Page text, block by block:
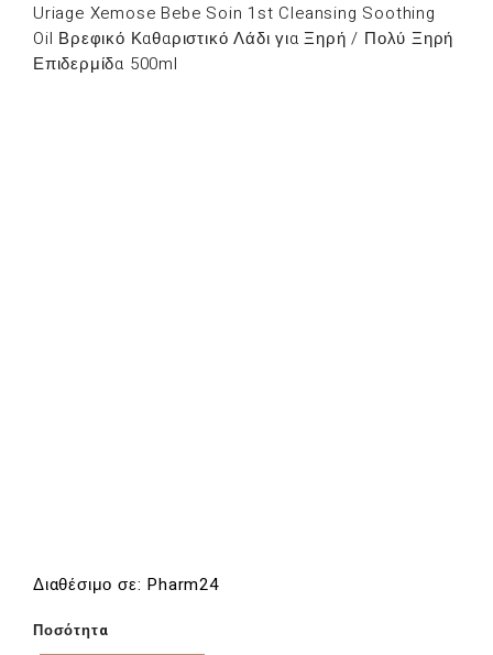
Uriage Xemose Bebe Soin 1st Cleansing Soothing
Oil Βρεφικό Καθαριστικό Λάδι για Ξηρή / Πολύ Ξηρή
Επιδερμίδα 500ml
Διαθέσιμο σε: Pharm24
Ποσότητα